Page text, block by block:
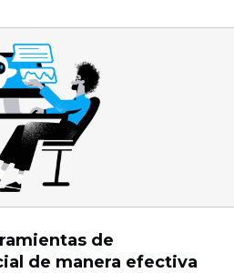
de
de manera efectiva